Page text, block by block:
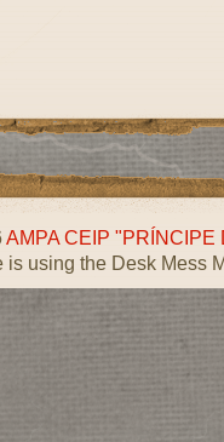
AMPA CEIP "PRÍNCIPE
is using the Desk Mess